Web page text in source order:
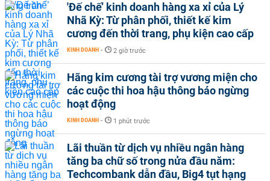
'Đế chế’ kinh doanh hàng xa xỉ của Lý
Nhã Kỳ: Từ phân phối, thiết kế kim
cương đến thời trang, phụ kiện cao cấp
KINH DOANH - 2 giờ trước
Hãng kim cương tài trợ vương miện cho
các cuộc thi hoa hậu thông báo ngừng
hoạt động
KINH DOANH - 1 phút trước
Lãi thuần từ dịch vụ nhiều ngân hàng
tăng ba chữ số trong nửa đầu năm:
Techcombank dẫn đầu, Big4 tụt hạng